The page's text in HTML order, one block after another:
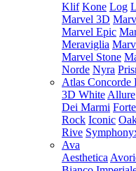
Klif Kone Log
Marvel 3D
Marvel Epic
Meraviglia
Marvel Stone
Norde Nyra
Atlas Concorde
3D White Allure
Dei Marmi
Rock Iconic
Rive
Ava
Aesthetica